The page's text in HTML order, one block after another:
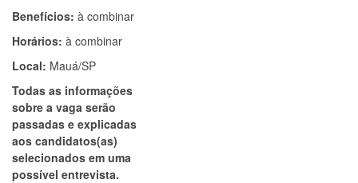
Benefícios: à combinar
Horários: à combinar
Local: Mauá/SP
Todas as informações
sobre a vaga serão
passadas e explicadas
aos candidatos(as)
selecionados em uma
possível entrevista.